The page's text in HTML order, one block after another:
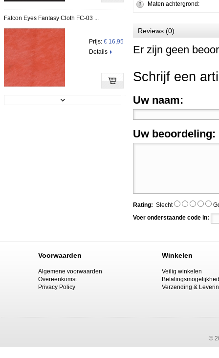
Falcon Eyes Fantasy Cloth FC-03 ...
Prijs: € 16,95
Details
Bresser BR-9 2.5x3.0m Achtergro...
Bresser BR-F334 Achtergrond met ...
Maten achtergrond:
Reviews (0)
Er zijn geen
Schrijf een
Uw naam:
Uw beoordeling:
Rating: Slecht
Voer onderstaande code in:
Voorwaarden Winkelen
Algemene voorwaarden
Overeenkomst
Privacy Policy
Veilig winkelen
Verzending &
©